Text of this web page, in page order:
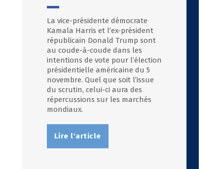
La vice-présidente démocrate
Kamala Harris et l’ex-président
républicain Donald Trump sont
au coude-à-coude dans les
intentions de vote pour l’élection
présidentielle américaine du 5
novembre. Quel que soit l’issue
du scrutin, celui-ci aura des
répercussions sur les marchés
mondiaux.
Lire l'article